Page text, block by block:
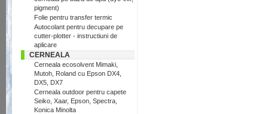
pigment)
Folie pentru transfer termic
Autocolant pentru decupare pe
cutter-plotter - instructiuni de
aplicare
CERNEALA
Cerneala ecosolvent Mimaki,
Mutoh, Roland cu Epson DX4,
DX5, DX7
Cerneala outdoor pentru capete
Seiko, Xaar, Epson, Spectra,
Konica Minolta